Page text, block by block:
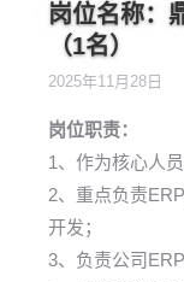
岗位名称：
（1名）
2025年11月28日
岗位职责：
1、作为核心人
2、重点负责
开发；
3、负责公司